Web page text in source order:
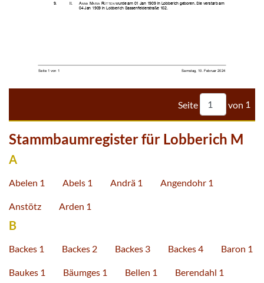
     




Seite von 1
Stammbaumregister für Lobberich M
A
Abelen 1 Abels 1 Andrä 1 Angendohr 1
Anstötz Arden 1
B
Backes 1 Backes 2 Backes 3 Backes 4 Baron 1
Baukes 1 Bäumges 1 Bellen 1 Berendahl 1